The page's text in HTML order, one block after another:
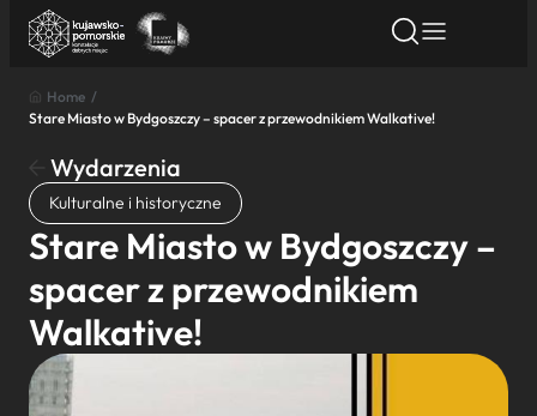
Znajdź atrakcję Znajdź artykuł Znajdź
Znajdź atrakcję
Nazwa atrakcji
Miasto
Kategoria
Home /
Stare Miasto w Bydgoszczy – spacer z przewodnikiem Walkative!
Wydarzenia
Kulturalne i historyczne
Stare Miasto w Bydgoszczy –
spacer z przewodnikiem
Walkative!